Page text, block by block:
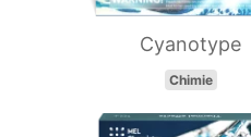
Cyanotype
Chimie